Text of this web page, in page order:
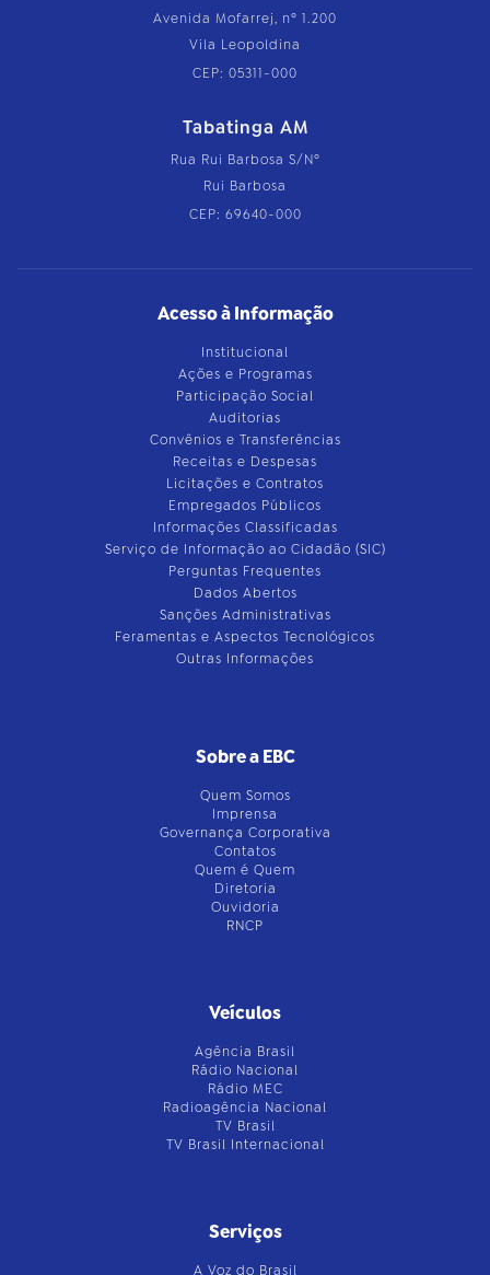
Avenida Mofarrej, nº 1.200
Vila Leopoldina
CEP: 05311-000
Tabatinga AM
Rua Rui Barbosa S/Nº
Rui Barbosa
CEP: 69640-000
Acesso à Informação
Institucional
Ações e Programas
Participação Social
Auditorias
Convênios e Transferências
Receitas e Despesas
Licitações e Contratos
Empregados Públicos
Informações Classificadas
Serviço de Informação ao Cidadão (SIC)
Perguntas Frequentes
Dados Abertos
Sanções Administrativas
Feramentas e Aspectos Tecnológicos
Outras Informações
Sobre a EBC
Quem Somos
Imprensa
Governança Corporativa
Contatos
Quem é Quem
Diretoria
Ouvidoria
RNCP
Veículos
Agência Brasil
Rádio Nacional
Rádio MEC
Radioagência Nacional
TV Brasil
TV Brasil Internacional
Serviços
A Voz do Brasil